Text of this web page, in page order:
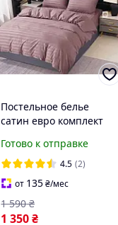
Постельное белье
сатин евро комплект
страйп сатин простынь
на резинке наволочки
50х70 пудра
Готово к отправке
4.5 (2)
от 135₴/мес
1 350₴
1 590 ₴